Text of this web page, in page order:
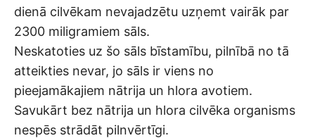
dienā cilvēkam nevajadzētu uzņemt vairāk par
2300 miligramiem sāls.
Neskatoties uz šo sāls bīstamību, pilnībā no tā
atteikties nevar, jo sāls ir viens no
pieejamākajiem nātrija un hlora avotiem.
Savukārt bez nātrija un hlora cilvēka organisms
nespēs strādāt pilnvērtīgi.